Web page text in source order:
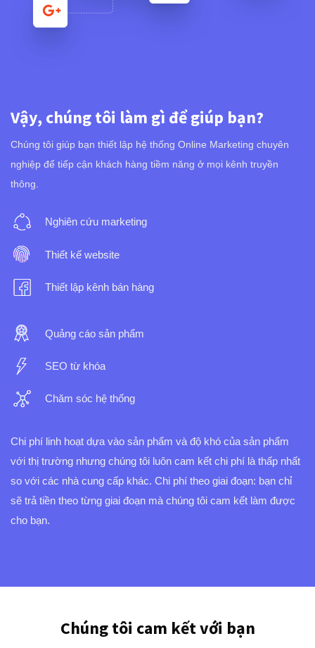
Vậy, chúng tôi làm gì để giúp bạn?
Chúng tôi giúp bạn thiết lập hệ thống Online Marketing chuyên
nghiệp để tiếp cận khách hàng tiềm năng ở mọi kênh truyền
thông.
Nghiên cứu marketing
Thiết kế website
Thiết lập kênh bán hàng
Quảng cáo sản phẩm
SEO từ khóa
Chăm sóc hệ thống
Chi phí linh hoạt dựa vào sản phẩm và độ khó của sản phẩm
với thị trường nhưng chúng tôi luôn cam kết chi phí là thấp nhất
so với các nhà cung cấp khác. Chi phí theo giai đoạn: bạn chỉ
sẽ trả tiền theo từng giai đoạn mà chúng tôi cam kết làm được
cho bạn.
Chúng tôi cam kết với bạn